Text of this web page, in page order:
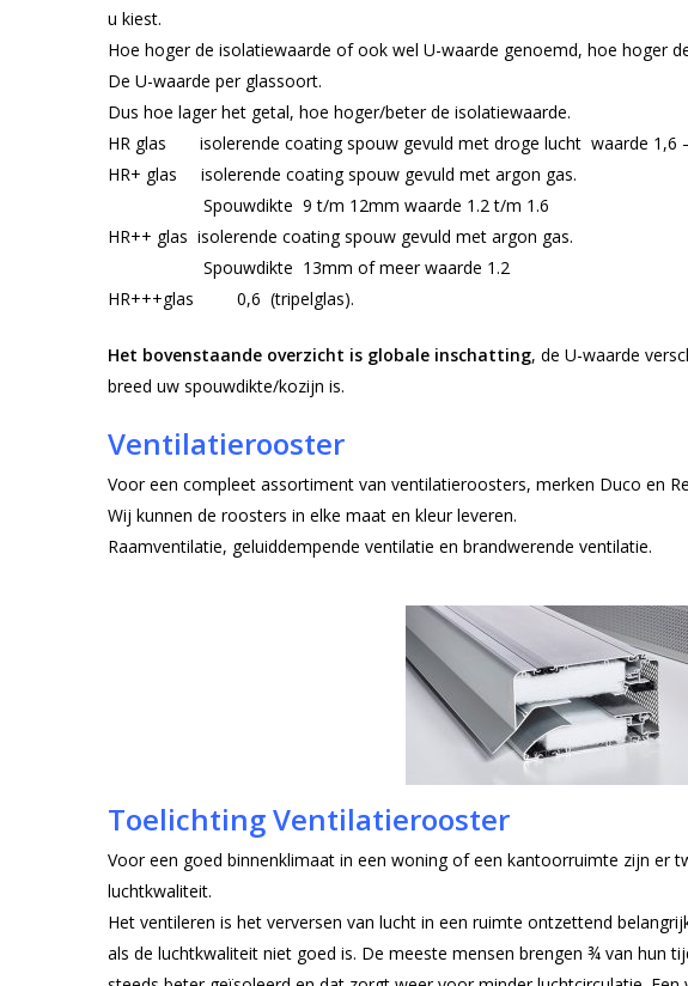
u kiest.
Hoe hoger de isolatiewaarde of ook wel U-waarde genoemd, hoe hoger
De U-waarde per glassoort.
Dus hoe lager het getal, hoe hoger/beter de isolatiewaarde.
HR glas isolerende coating spouw gevuld met droge lucht waarde 1,6
HR+ glas isolerende coating spouw gevuld met argon gas.
Spouwdikte 9 t/m 12mm waarde 1.2 t/m 1.6
HR++ glas isolerende coating spouw gevuld met argon gas.
Spouwdikte 13mm of meer waarde 1.2
HR+++glas 0,6 (tripelglas).
Het bovenstaande overzicht is globale inschatting, de U-waarde
breed uw spouwdikte/kozijn is.
Ventilatierooster
Voor een compleet assortiment van ventilatieroosters, merken Duco en
Wij kunnen de roosters in elke maat en kleur leveren.
Raamventilatie, geluiddempende ventilatie en brandwerende ventilatie.
Toelichting Ventilatierooster
Voor een goed binnenklimaat in een woning of een kantoorruimte zijn er
luchtkwaliteit.
Het ventileren is het verversen van lucht in een ruimte ontzettend
als de luchtkwaliteit niet goed is. De meeste mensen brengen ¾ van hun